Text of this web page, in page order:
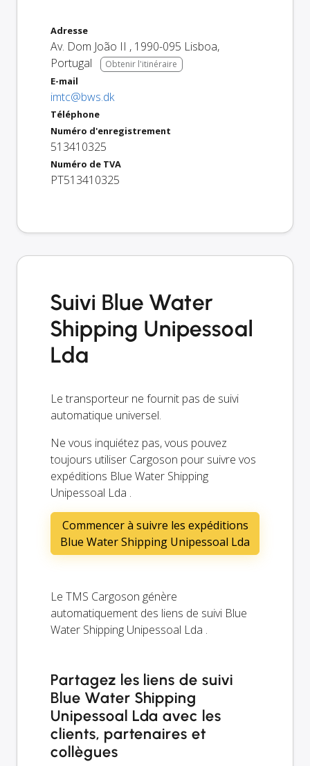
Adresse
Av. Dom João II , 1990-095 Lisboa,
Portugal
Obtenir l'itinéraire
E-mail
imtc@bws.dk
Téléphone
Numéro d'enregistrement
513410325
Numéro de TVA
PT513410325
Suivi Blue Water
Shipping Unipessoal
Lda
Le transporteur ne fournit pas de suivi
automatique universel.
Ne vous inquiétez pas, vous pouvez
toujours utiliser Cargoson pour suivre vos
expéditions Blue Water Shipping
Unipessoal Lda .
Commencer à suivre les expéditions
Blue Water Shipping Unipessoal Lda
Le TMS Cargoson génère
automatiquement des liens de suivi Blue
Water Shipping Unipessoal Lda .
Partagez les liens de suivi
Blue Water Shipping
Unipessoal Lda avec les
clients, partenaires et
collègues